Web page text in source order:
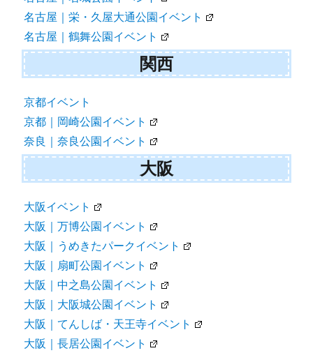
名古屋｜栄・久屋大通公園イベント
名古屋｜鶴舞公園イベント
関西
京都イベント
京都｜岡崎公園イベント
奈良｜奈良公園イベント
大阪
大阪イベント
大阪｜万博公園イベント
大阪｜うめきたパークイベント
大阪｜扇町公園イベント
大阪｜中之島公園イベント
大阪｜大阪城公園イベント
大阪｜てんしば・天王寺イベント
大阪｜長居公園イベント